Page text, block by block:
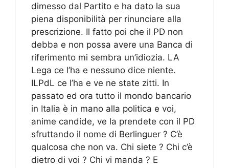
dimesso dal Partito e ha dato la sua
piena disponibilità per rinunciare alla
prescrizione. Il fatto poi che il PD non
debba e non possa avere una Banca di
riferimento mi sembra un’idiozia. LA
Lega ce l’ha e nessuno dice niente.
ILPdL ce l’ha e ve ne state zitti. In
passato ed ora tutto il mondo bancario
in Italia è in mano alla politica e voi,
anime candide, ve la prendete con il PD
sfruttando il nome di Berlinguer ? C’è
qualcosa che non va. Chi siete ? Chi c’è
dietro di voi ? Chi vi manda ? E